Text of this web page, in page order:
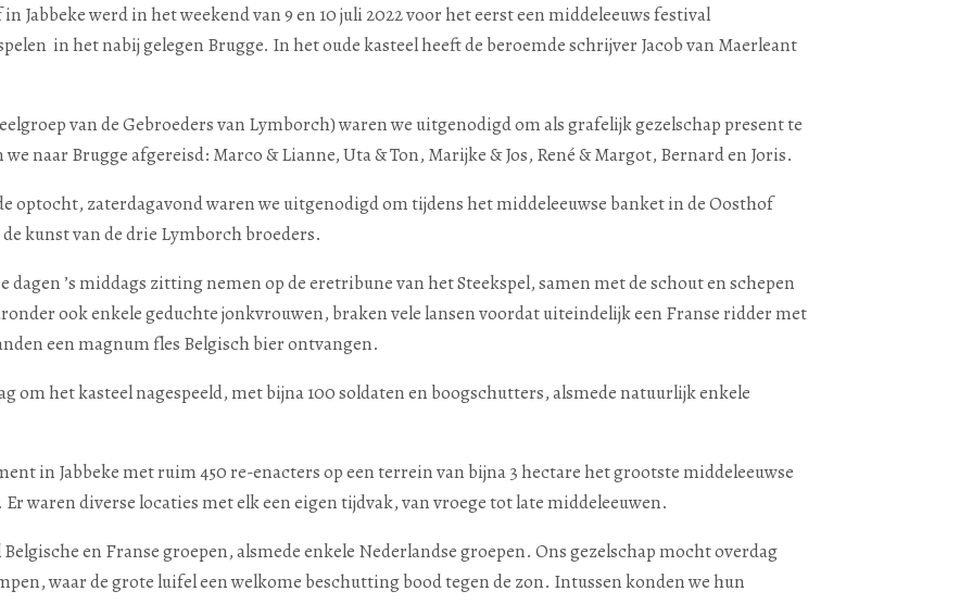
Jabbeke werd in het weekend van 9 en 10 juli 2022 voor het eerst een middeleeuws festival
in het nabij gelegen Brugge. In het oude kasteel heeft de beroemde schrijver Jacob van Maerleant
van de Gebroeders van Lymborch) waren we uitgenodigd om als grafelijk gezelschap present te
naar Brugge afgereisd: Marco & Lianne, Uta & Ton, Marijke & Jos, René & Margot, Bernard en Joris.
optocht, zaterdagavond waren we uitgenodigd om tijdens het middeleeuwse banket in de Oosthof
kunst van de drie Lymborch broeders.
dagen ’s middags zitting nemen op de eretribune van het Steekspel, samen met de schout en schepen
ook enkele geduchte jonkvrouwen, braken vele lansen voordat uiteindelijk een Franse ridder met
een magnum fles Belgisch bier ontvangen.
om het kasteel nagespeeld, met bijna 100 soldaten en boogschutters, alsmede natuurlijk enkele
in Jabbeke met ruim 450 re-enacters op een terrein van bijna 3 hectare het grootste middeleeuwse
waren diverse locaties met elk een eigen tijdvak, van vroege tot late middeleeuwen.
en Franse groepen, alsmede enkele Nederlandse groepen. Ons gezelschap mocht overdag
waar de grote luifel een welkome beschutting bood tegen de zon. Intussen konden we hun